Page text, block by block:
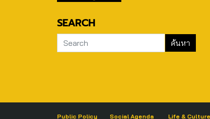
SEARCH
Public Policy Social Agenda Life & Culture